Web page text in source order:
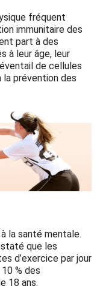
fréquent
immunitaire des
part à des
à leur âge, leur
de cellules
prévention des
la santé mentale.
que les
d’exercice par jour
% des
18 ans.